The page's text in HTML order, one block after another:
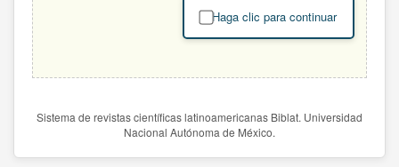
Haga clic para continuar
Sistema de revistas científicas latinoamericanas Biblat. Universidad
Nacional Autónoma de México.